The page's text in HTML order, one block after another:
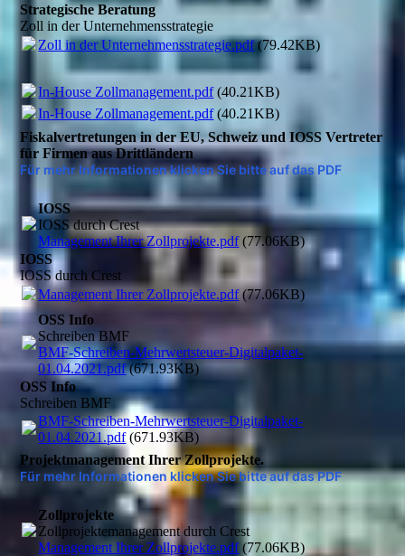
Strategische Beratung
Zoll in der Unternehmensstrategie
Zoll in der Unternehmensstrategie.pdf(79.42KB)
In-House Zollmanagement.pdf(40.21KB)
In-House Zollmanagement.pdf(40.21KB)
Fiskalvertretungen in der EU, Schweiz und IOSS Vertreter
für Firmen aus Drittländern
Für mehr Informationen klicken Sie bitte auf das PDF
IOSS
IOSS durch Crest
Management Ihrer Zollprojekte.pdf(77.06KB)
IOSS
IOSS durch Crest
Management Ihrer Zollprojekte.pdf(77.06KB)
OSS Info
Schreiben BMF
BMF-Schreiben-Mehrwertsteuer-Digitalpaket-
01.04.2021.pdf(671.93KB)
OSS Info
Schreiben BMF
BMF-Schreiben-Mehrwertsteuer-Digitalpaket-
01.04.2021.pdf(671.93KB)
Projektmanagement Ihrer Zollprojekte.
Für mehr Informationen klicken Sie bitte auf das PDF
Zollprojekte
Zollprojektemanagement durch Crest
Management Ihrer Zollprojekte.pdf(77.06KB)